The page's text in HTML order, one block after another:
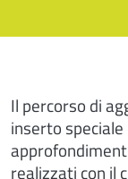
Il percorso di
inserto
realizzati con il